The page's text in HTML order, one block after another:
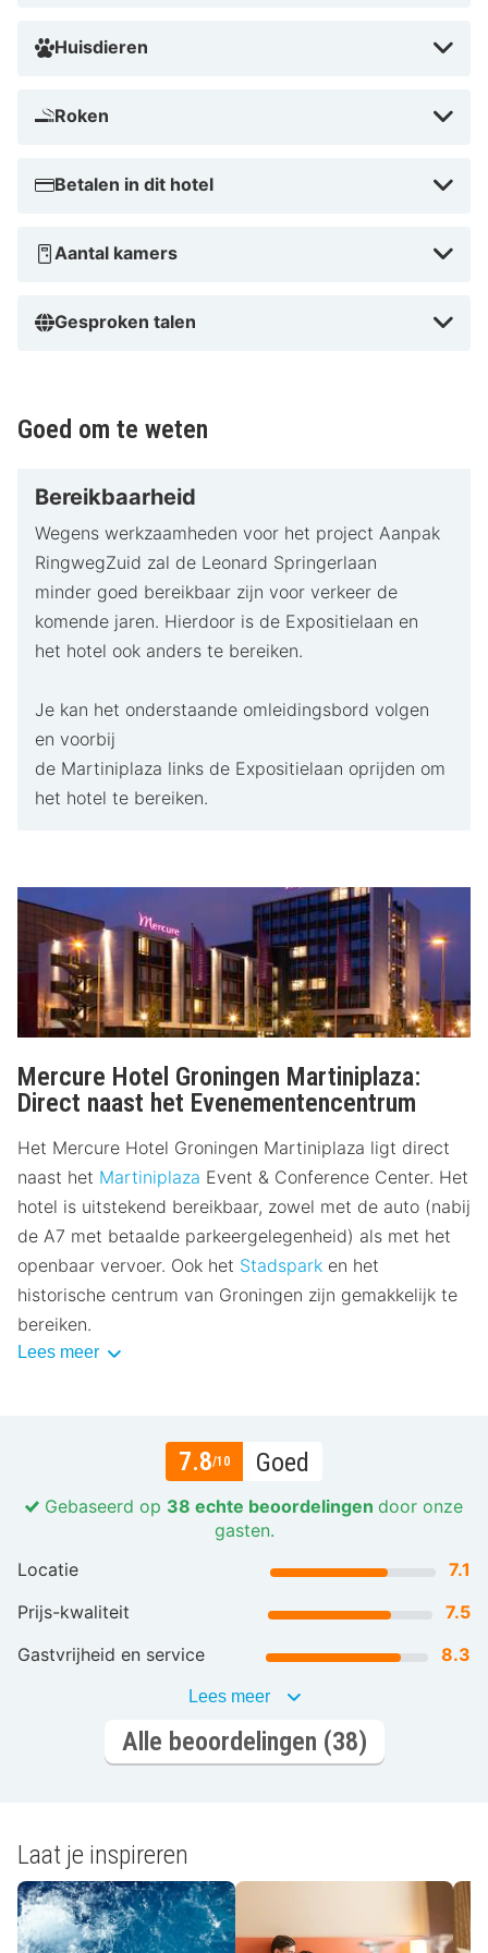
Huisdieren
Roken
Betalen in dit hotel
Aantal kamers
Gesproken talen
Goed om te weten
Bereikbaarheid
Wegens werkzaamheden voor het project Aanpak
RingwegZuid zal de Leonard Springerlaan
minder goed bereikbaar zijn voor verkeer de
komende jaren. Hierdoor is de Expositielaan en
het hotel ook anders te bereiken.
Je kan het onderstaande omleidingsbord volgen
en voorbij
de Martiniplaza links de Expositielaan oprijden om
het hotel te bereiken.
Mercure Hotel Groningen Martiniplaza:
Direct naast het Evenementencentrum
Het Mercure Hotel Groningen Martiniplaza ligt direct
naast het Martiniplaza Event & Conference Center. Het
hotel is uitstekend bereikbaar, zowel met de auto (nabij
de A7 met betaalde parkeergelegenheid) als met het
openbaar vervoer. Ook het Stadspark en het
historische centrum van Groningen zijn gemakkelijk te
bereiken.
Lees meer
7.8/10 Goed
Gebaseerd op 38 echte beoordelingen door onze
gasten.
Locatie
7.1
Prijs-kwaliteit
7.5
Gastvrijheid en service
8.3
Lees meer
Alle beoordelingen (38)
Laat je inspireren